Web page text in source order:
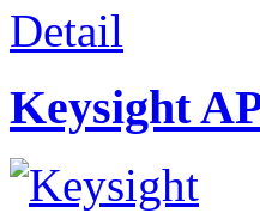
Detail
Keysight